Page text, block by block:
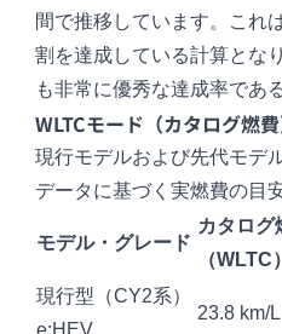
間で推移しています。これ
割を達成している計算とな
も非常に優秀な達成率であ
WLTCモード（カタログ燃
現行モデルおよび先代モデ
データに基づく実燃費の目
モデル・グレード
カタログ
（WLTC）
現行型（CY2系）
e:HEV
23.8 km/L